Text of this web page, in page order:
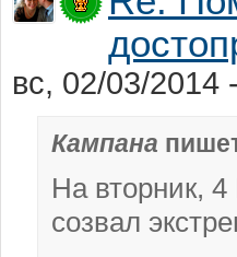
вс, 02/03/
Кампана
На вторник,
созвал